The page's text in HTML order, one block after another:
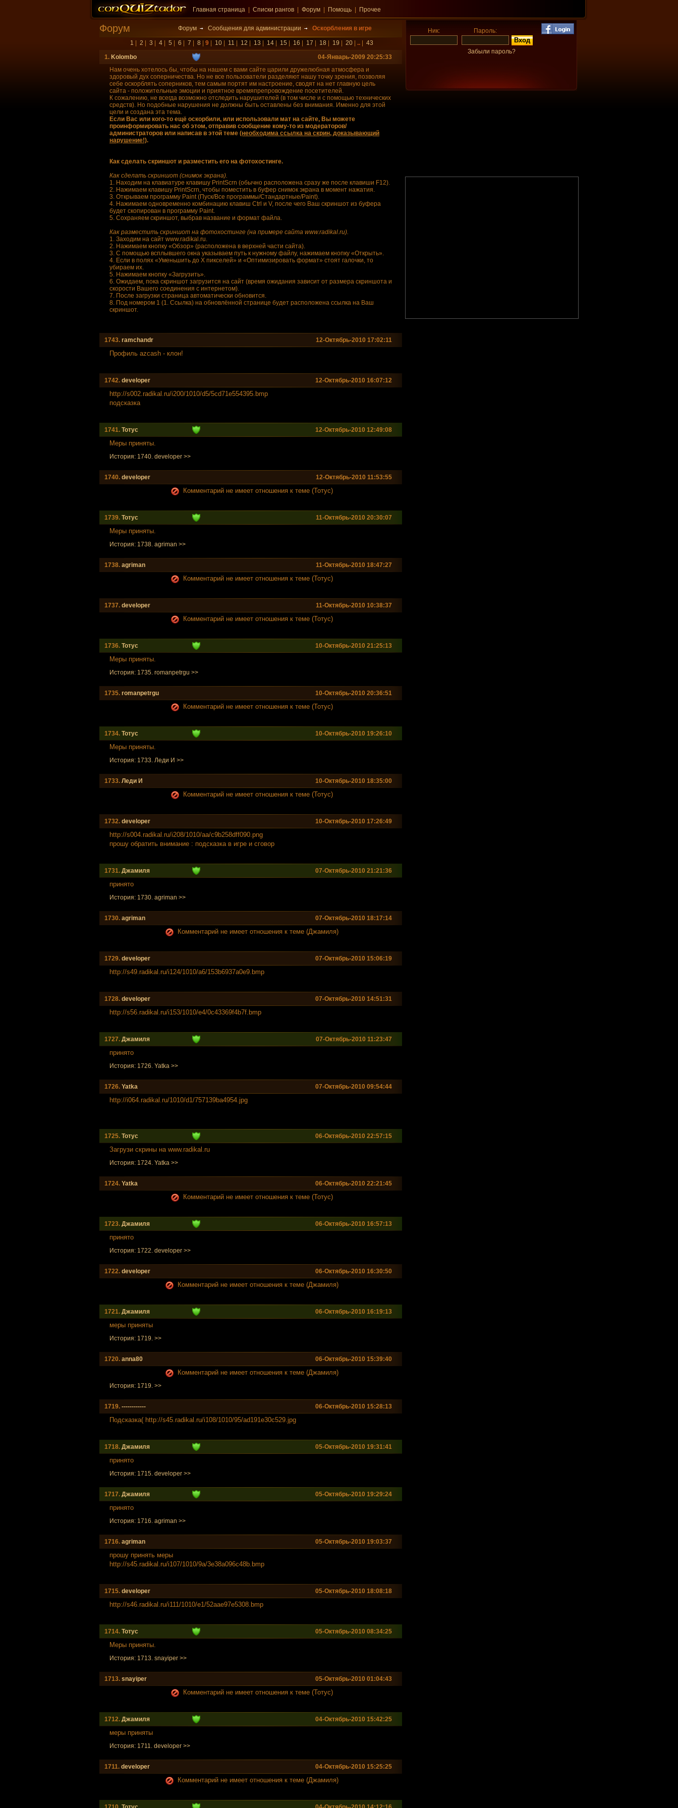
Главная страница Списки рангов Форум Помощь Прочее
Форум Форум Сообщения для администрации Оскорбления в игре
1 2 3 4| 5 6 7 8| 9| 10| 11| 12 13| 14| 15| 16 17 18| 19 20| ..| 43
1. Kolombo
04-Январь-2009 20:25:33
Нам очень хотелось бы, чтобы на нашем с вами сайте царили дружелюбная атмосфера и
здоровый дух соперничества. Но не все пользователи разделяют нашу точку зрения, позволяя
себе оскорблять соперников, тем самым портят им настроение, сводят на нет главную цель
сайта - положительные эмоции и приятное времяпрепровождение посетителей.
К сожалению, не всегда возможно отследить нарушителей (в том числе и с помощью технических
средств). Но подобные нарушения не должны быть оставлены без внимания. Именно для этой
цели и создана эта тема.
Если Вас или кого-то ещё оскорбили, или использовали мат на сайте, Вы можете
проинформировать нас об этом, отправив сообщение кому-то из модераторов/
администраторов или написав в этой теме (необходима ссылка на скрин, доказывающий
нарушение!).
Как сделать скриншот и разместить его на фотохостинге.
Как сделать скриншот (снимок экрана).
1. Находим на клавиатуре клавишу PrintScrn (обычно расположена сразу же после клавиши F12).
2. Нажимаем клавишу PrintScrn, чтобы поместить в буфер снимок экрана в момент нажатия.
3. Открываем программу Paint (Пуск/Все программы/Стандартные/Paint).
4. Нажимаем одновременно комбинацию клавиш Ctrl и V, после чего Ваш скриншот из буфера
будет скопирован в программу Paint.
5. Сохраняем скриншот, выбрав название и формат файла.
Как разместить скриншот на фотохостинге (на примере сайта www.radikal.ru).
1. Заходим на сайт www.radikal.ru.
2. Нажимаем кнопку «Обзор» (расположена в верхней части сайта).
3. С помощью всплывшего окна указываем путь к нужному файлу, нажимаем кнопку «Открыть».
4. Если в полях «Уменьшить до Х пикселей» и «Оптимизировать формат» стоят галочки, то
убираем их.
5. Нажимаем кнопку «Загрузить».
6. Ожидаем, пока скриншот загрузится на сайт (время ожидания зависит от размера скриншота и
скорости Вашего соединения с интернетом).
7. После загрузки страница автоматически обновится.
8. Под номером 1 (1. Ссылка) на обновлённой странице будет расположена ссылка на Ваш
скриншот.
1743. ramchandr 12-Октябрь-2010 17:02:11
Профиль azcash - клон!
1742. developer 12-Октябрь-2010 16:07:12
http://s002.radikal.ru/i200/1010/d5/5cd71e554395.bmp
подсказка
1741. Тотус 12-Октябрь-2010 12:49:08
Меры приняты.
История: 1740. developer >>
1740. developer 12-Октябрь-2010 11:53:55
Комментарий не имеет отношения к теме (Тотус)
1739. Тотус 11-Октябрь-2010 20:30:07
Меры приняты.
История: 1738. agriman >>
1738. agriman 11-Октябрь-2010 18:47:27
Комментарий не имеет отношения к теме (Тотус)
1737. developer 11-Октябрь-2010 10:38:37
Комментарий не имеет отношения к теме (Тотус)
1736. Тотус 10-Октябрь-2010 21:25:13
Меры приняты.
История: 1735. romanpetrgu >>
1735. romanpetrgu 10-Октябрь-2010 20:36:51
Комментарий не имеет отношения к теме (Тотус)
1734. Тотус 10-Октябрь-2010 19:26:10
Меры приняты.
История: 1733. Леди И >>
1733. Леди И 10-Октябрь-2010 18:35:00
Комментарий не имеет отношения к теме (Тотус)
1732. developer 10-Октябрь-2010 17:26:49
http://s004.radikal.ru/i208/1010/aa/c9b258dff090.png
прошу обратить внимание : подсказка в игре и сговор
1731. Джамиля 07-Октябрь-2010 21:21:36
принято
История: 1730. agriman >>
1730. agriman 07-Октябрь-2010 18:17:14
Комментарий не имеет отношения к теме (Джамиля)
1729. developer 07-Октябрь-2010 15:06:19
http://s49.radikal.ru/i124/1010/a6/153b6937a0e9.bmp
1728. developer 07-Октябрь-2010 14:51:31
http://s56.radikal.ru/i153/1010/e4/0c43369f4b7f.bmp
1727. Джамиля 07-Октябрь-2010 11:23:47
принято
История: 1726. Yatka >>
1726. Yatka 07-Октябрь-2010 09:54:44
http://i064.radikal.ru/1010/d1/757139ba4954.jpg
1725. Тотус 06-Октябрь-2010 22:57:15
Загрузи скрины на www.radikal.ru
История: 1724. Yatka >>
1724. Yatka 06-Октябрь-2010 22:21:45
Комментарий не имеет отношения к теме (Тотус)
1723. Джамиля 06-Октябрь-2010 16:57:13
принято
История: 1722. developer >>
1722. developer 06-Октябрь-2010 16:30:50
Комментарий не имеет отношения к теме (Джамиля)
1721. Джамиля 06-Октябрь-2010 16:19:13
меры приняты
История: 1719. >>
1720. anna80 06-Октябрь-2010 15:39:40
Комментарий не имеет отношения к теме (Джамиля)
История: 1719. >>
1719. ------------ 06-Октябрь-2010 15:28:13
Подсказка( http://s45.radikal.ru/i108/1010/95/ad191e30c529.jpg
1718. Джамиля 05-Октябрь-2010 19:31:41
принято
История: 1715. developer >>
1717. Джамиля 05-Октябрь-2010 19:29:24
принято
История: 1716. agriman >>
1716. agriman 05-Октябрь-2010 19:03:37
прошу принять меры
http://s45.radikal.ru/i107/1010/9a/3e38a096c48b.bmp
1715. developer 05-Октябрь-2010 18:08:18
http://s46.radikal.ru/i111/1010/e1/52aae97e5308.bmp
1714. Тотус 05-Октябрь-2010 08:34:25
Меры приняты.
История: 1713. snayiper >>
1713. snayiper 05-Октябрь-2010 01:04:43
Комментарий не имеет отношения к теме (Тотус)
1712. Джамиля 04-Октябрь-2010 15:42:25
меры приняты
История: 1711. developer >>
1711. developer 04-Октябрь-2010 15:25:25
Комментарий не имеет отношения к теме (Джамиля)
Ник: Пароль:
Забыли пароль?